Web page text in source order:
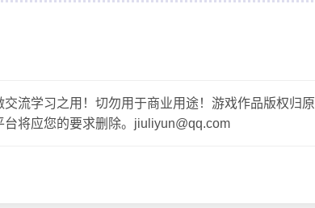
流学习之用！切勿用于商业用途！游戏作品版权归原
将应您的要求删除。jiuliyun@qq.com